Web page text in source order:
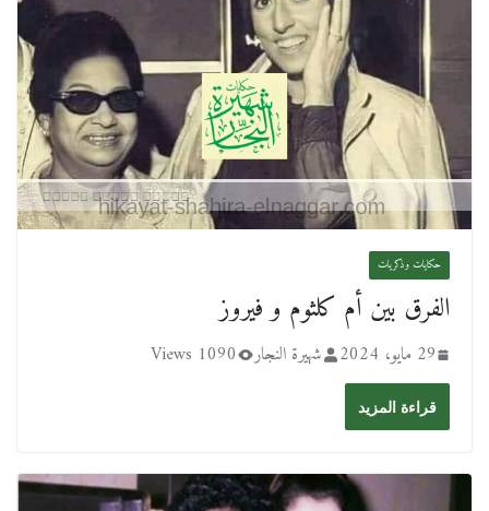
حكايات وذكريات
29 مايو، 2024 شهيرة النجار 1090 Views
قراءة المزيد